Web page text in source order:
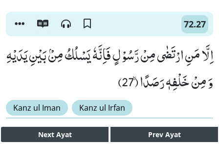
72.27
اِلَّا مَنِ ارْتَضٰى مِنْ رَّسُوْلٍ فَاِنَّهٗ یَسْلُكُ مِنْۢ بَیْنِ یَدَیْهِ
وَ مِنْ خَلْفِهٖ رَصَدًاۙ (27)
Kanz ul Iman Kanz ul Irfan
Next Ayat Prev Ayat